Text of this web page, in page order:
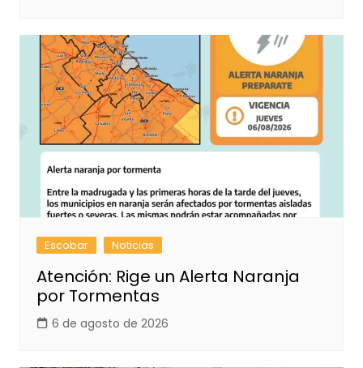
Escobar Noticias
Atención: Rige un Alerta Naranja
por Tormentas
6 de agosto de 2026